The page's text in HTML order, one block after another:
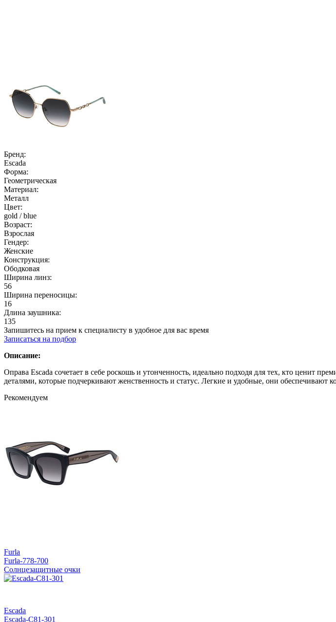
Бренд:
Escada
Форма:
Геометрическая
Материал:
Металл
Цвет:
gold / blue
Возраст:
Взрослая
Гендер:
Женские
Конструкция:
Ободковая
Ширина линз:
56
Ширина переносицы:
16
Длина заушника:
135
Запишитесь на прием к специалисту в удобное для вас время
Записаться на подбор
Описание:
Оправа Escada сочетает в себе роскошь и утонченность, идеально подходя для тех, кто ценит
деталями, которые подчеркивают женственность и статус. Легкие и удобные, они
Рекомендуем
Furla
Furla-778-700
Солнцезащитные очки
Escada
Escada-C81-301